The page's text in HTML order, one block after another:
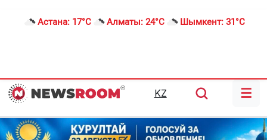
Астана: 17°C Алматы: 24°C Шымкент: 31°C
KZ ☰